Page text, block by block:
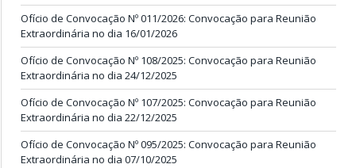
Ofício de Convocação Nº 011/2026: Convocação para Reunião
Extraordinária no dia 16/01/2026
Ofício de Convocação Nº 108/2025: Convocação para Reunião
Extraordinária no dia 24/12/2025
Ofício de Convocação Nº 107/2025: Convocação para Reunião
Extraordinária no dia 22/12/2025
Ofício de Convocação Nº 095/2025: Convocação para Reunião
Extraordinária no dia 07/10/2025